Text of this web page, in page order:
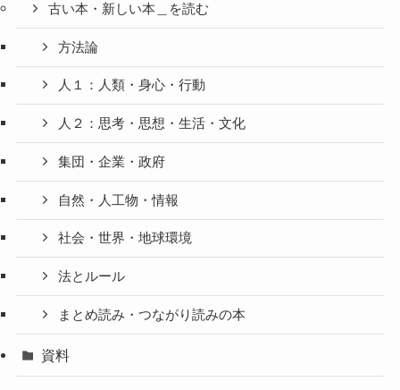
古い本・新しい本＿を読む
方法論
人１：人類・身心・行動
人２：思考・思想・生活・文化
集団・企業・政府
自然・人工物・情報
社会・世界・地球環境
法とルール
まとめ読み・つながり読みの本
資料